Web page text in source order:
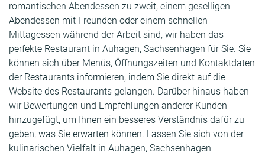
romantischen Abendessen zu zweit, einem geselligen
Abendessen mit Freunden oder einem schnellen
Mittagessen während der Arbeit sind, wir haben das
perfekte Restaurant in Auhagen, Sachsenhagen für Sie. Sie
können sich über Menüs, Öffnungszeiten und Kontaktdaten
der Restaurants informieren, indem Sie direkt auf die
Website des Restaurants gelangen. Darüber hinaus haben
wir Bewertungen und Empfehlungen anderer Kunden
hinzugefügt, um Ihnen ein besseres Verständnis dafür zu
geben, was Sie erwarten können. Lassen Sie sich von der
kulinarischen Vielfalt in Auhagen, Sachsenhagen